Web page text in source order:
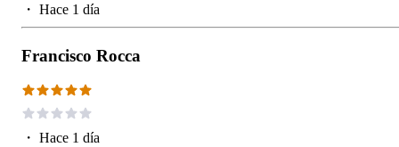
・ Hace 1 día
Francisco Rocca
・ Hace 1 día